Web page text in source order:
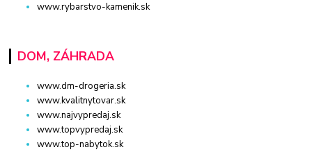
www.rybarstvo-kamenik.sk
DOM, ZÁHRADA
www.dm-drogeria.sk
www.kvalitnytovar.sk
www.najvypredaj.sk
www.topvypredaj.sk
www.top-nabytok.sk